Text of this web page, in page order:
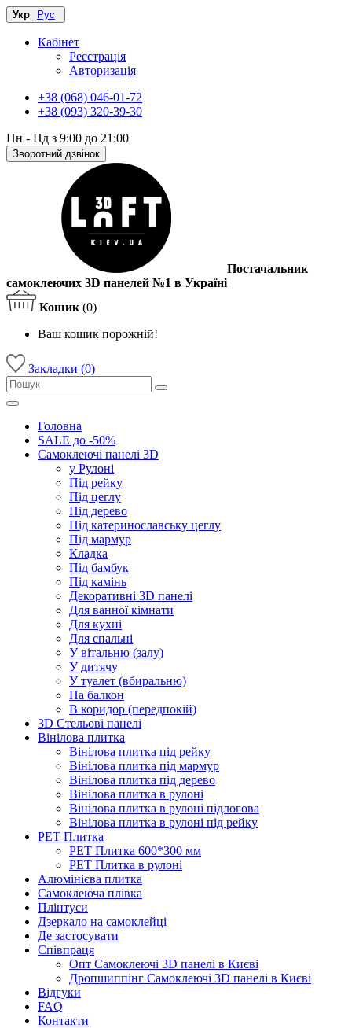
Укр Рус
Кабінет
Реєстрація
Авторизація
+38 (068) 046-01-72
+38 (093) 320-39-30
Пн - Нд з 9:00 до 21:00
Зворотний дзвінок
Постачальник
самоклеючих 3D панелей №1 в Україні
Кошик (0)
Ваш кошик порожній!
Закладки (0)
Головна
SALE до -50%
Самоклеючі панелі 3D
у Рулоні
Під рейку
Під цеглу
Під дерево
Під катеринославську цеглу
Під мармур
Кладка
Під бамбук
Під камінь
Декоративні 3D панелі
Для ванної кімнати
Для кухні
Для спальні
У вітальню (залу)
У дитячу
У туалет (вбиральню)
На балкон
В коридор (передпокій)
3D Стельові панелі
Вінілова плитка
Вінілова плитка під рейку
Вінілова плитка під мармур
Вінілова плитка під дерево
Вінілова плитка в рулоні
Вінілова плитка в рулоні підлогова
Вінілова плитка в рулоні під рейку
PET Плитка
PET Плитка 600*300 мм
PET Плитка в рулоні
Алюмінієва плитка
Самоклеюча плівка
Плінтуси
Дзеркало на самоклейці
Де застосувати
Співпраця
Опт Самоклеючі 3D панелі в Києві
Дропшиппінг Самоклеючі 3D панелі в Києві
Відгуки
FAQ
Контакти